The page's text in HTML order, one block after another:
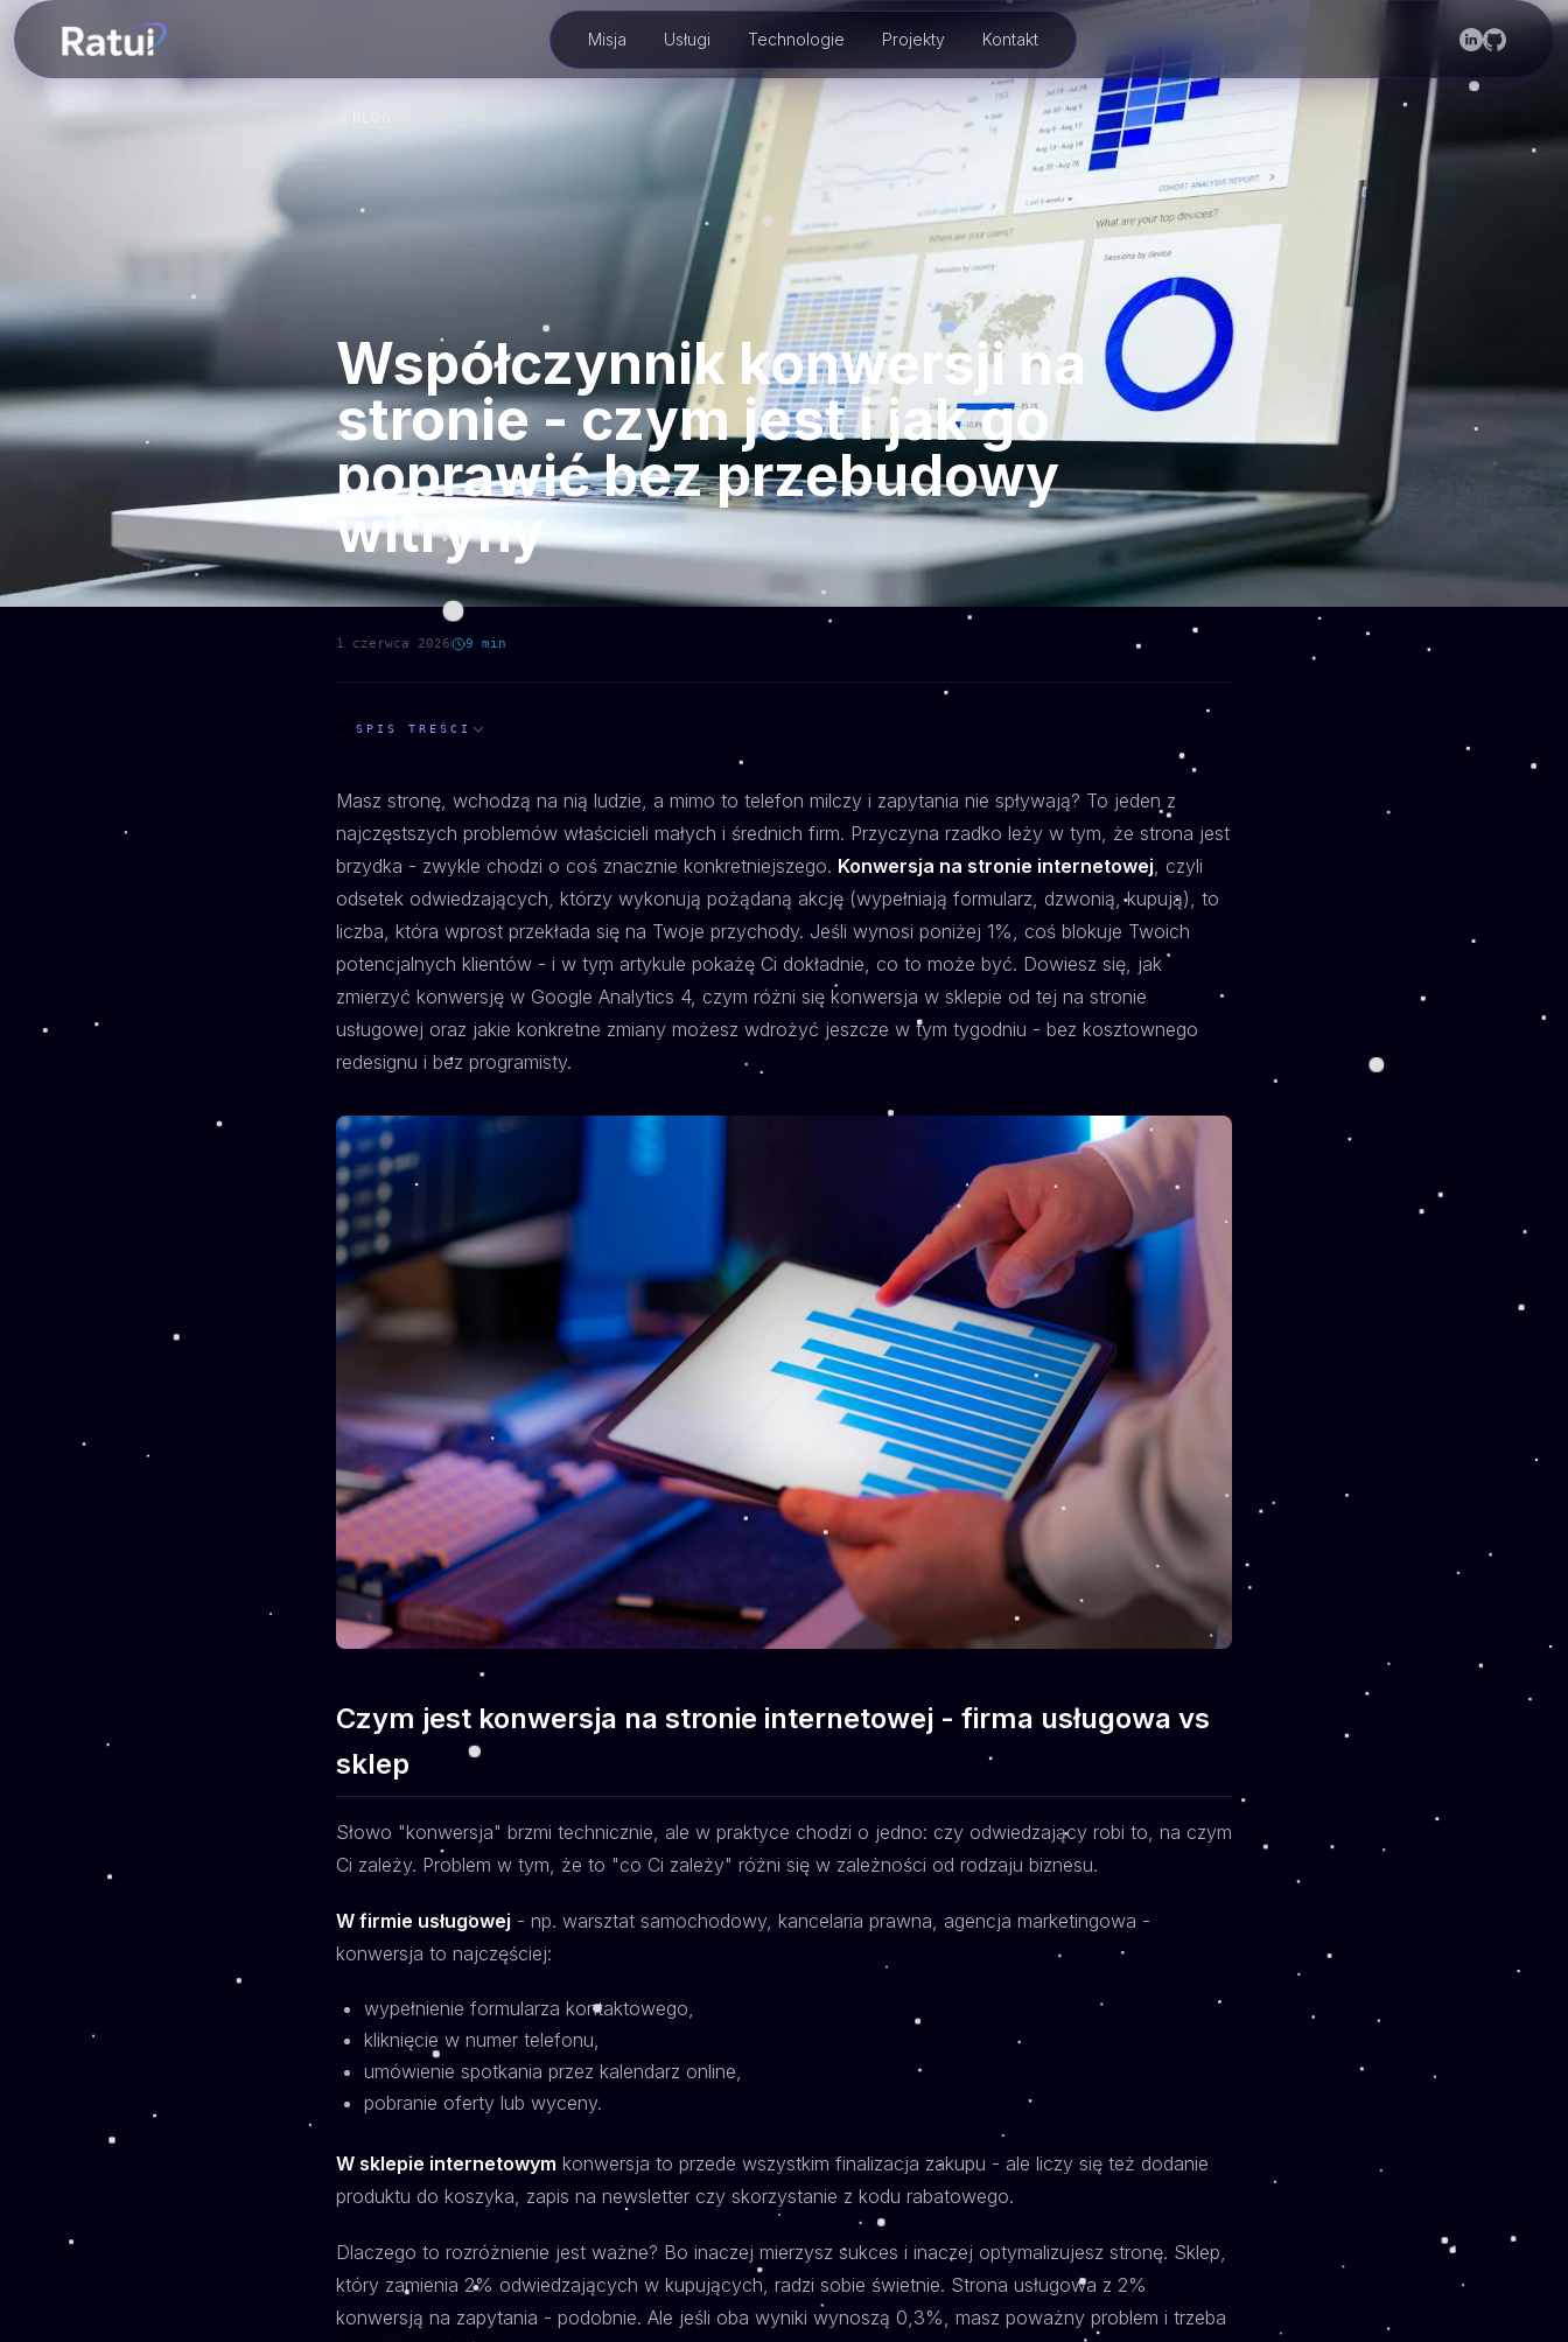
Misja Usługi Technologie Projekty Kontakt
Współczynnik konwersji na
stronie - czym jest i jak go
poprawić bez przebudowy
witryny
1 czerwca 2026 9 min
SPIS TREŚCI
Masz stronę, wchodzą na nią ludzie, a mimo to telefon milczy i zapytania nie spływają? To jeden z
najczęstszych problemów właścicieli małych i średnich firm. Przyczyna rzadko leży w tym, że strona jest
brzydka - zwykle chodzi o coś znacznie konkretniejszego. Konwersja na stronie internetowej, czyli
odsetek odwiedzających, którzy wykonują pożądaną akcję (wypełniają formularz, dzwonią, kupują), to
liczba, która wprost przekłada się na Twoje przychody. Jeśli wynosi poniżej 1%, coś blokuje Twoich
potencjalnych klientów - i w tym artykule pokażę Ci dokładnie, co to może być. Dowiesz się, jak
zmierzyć konwersję w Google Analytics 4, czym różni się konwersja w sklepie od tej na stronie
usługowej oraz jakie konkretne zmiany możesz wdrożyć jeszcze w tym tygodniu - bez kosztownego
redesignu i bez programisty.
Czym jest konwersja na stronie internetowej - firma usługowa vs
sklep
Słowo "konwersja" brzmi technicznie, ale w praktyce chodzi o jedno: czy odwiedzający robi to, na czym
Ci zależy. Problem w tym, że to "co Ci zależy" różni się w zależności od rodzaju biznesu.
W firmie usługowej - np. warsztat samochodowy, kancelaria prawna, agencja marketingowa -
konwersja to najczęściej:
wypełnienie formularza kontaktowego,
kliknięcie w numer telefonu,
umówienie spotkania przez kalendarz online,
pobranie oferty lub wyceny.
W sklepie internetowym konwersja to przede wszystkim finalizacja zakupu - ale liczy się też dodanie
produktu do koszyka, zapis na newsletter czy skorzystanie z kodu rabatowego.
Dlaczego to rozróżnienie jest ważne? Bo inaczej mierzysz sukces i inaczej optymalizujesz stronę. Sklep,
który zamienia 2% odwiedzających w kupujących, radzi sobie świetnie. Strona usługowa z 2%
konwersją na zapytania - podobnie. Ale jeśli oba wyniki wynoszą 0,3%, masz poważny problem i trzeba